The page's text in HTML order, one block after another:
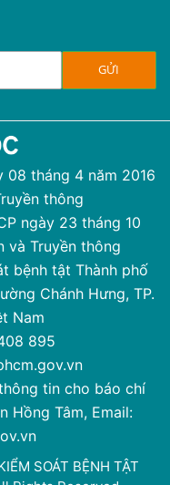
08 tháng 4 năm 2016
thông
ngày 23 tháng 10
và Truyền thông
bệnh tật Thành phố
Chánh Hưng, TP.
Nam
895
tin cho báo chí
Hồng Tâm, Email:
SOÁT BỆNH TẬT